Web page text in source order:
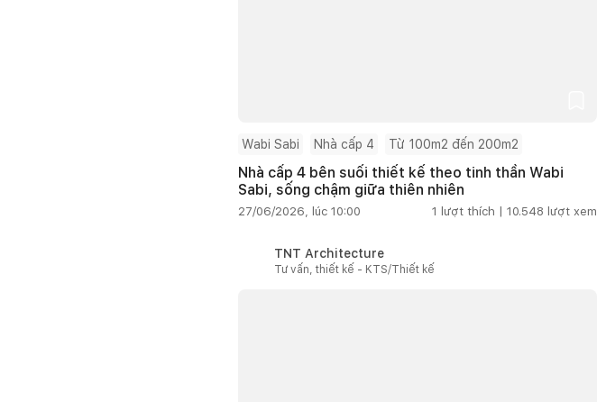
Wabi Sabi Nhà cấp 4 Từ 100m2 đến 200m2
Nhà cấp 4 bên suối thiết kế theo tinh thần Wabi
Sabi, sống chậm giữa thiên nhiên
27/06/2026, lúc 10:00 1 lượt thích | 10.548 lượt xem
TNT Architecture
Tư vấn, thiết kế - KTS/Thiết kế